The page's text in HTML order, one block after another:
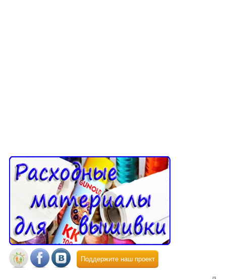
Поддержите наш проект